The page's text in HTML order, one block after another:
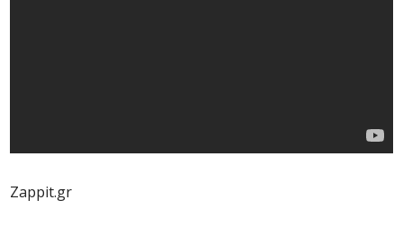
Zappit.gr